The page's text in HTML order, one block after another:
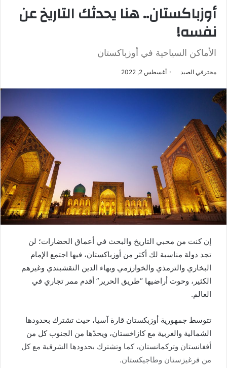
أوزباكستان.. هنا يحدثك التاريخ عن
نفسه!
الأماكن السياحية في أوزباكستان
محترفي الصيد أغسطس 2, 2022
إن كنت من محبي التاريخ والبحث في أعماق الحضارات؛ لن
تجد دولة مناسبة لك أكثر من أوزباكستان، فيها اجتمع الإمام
البخاري والترمذي والخوارزمي وبهاء الدين النقشبندي وغيرهم
الكثير، وحوت أراضيها “طريق الحرير” أقدم ممر تجاري في
العالم.
تتوسط جمهورية أوزبكستان قارة آسيا، حيث تشترك بحدودها
الشمالية والغربية مع كازاخستان، ويحدّها من الجنوب كل من
أفغانستان وتركمانستان، كما وتشترك بحدودها الشرقية مع كل
من قرغيزستان وطاجيكستان.